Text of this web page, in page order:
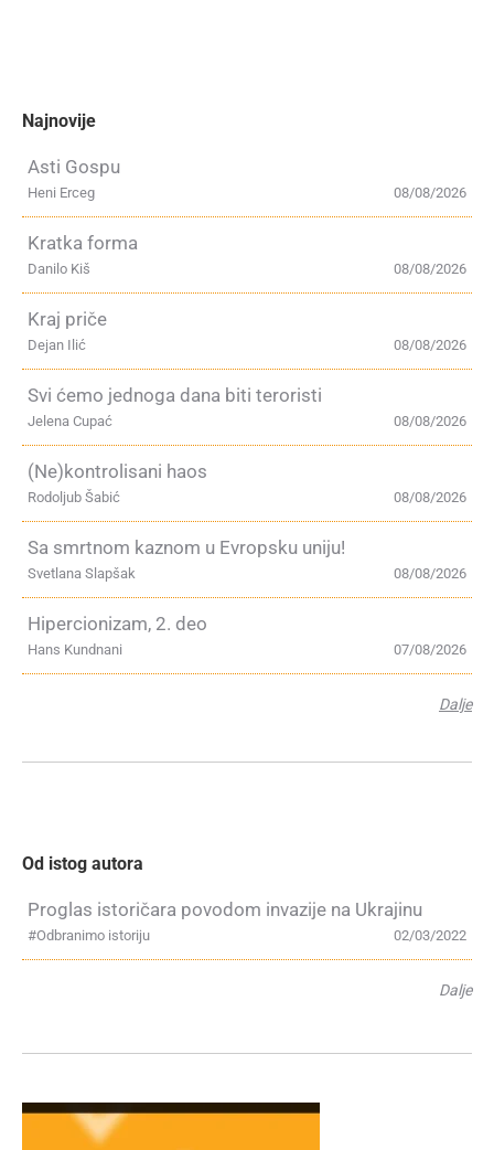
Najnovije
Asti Gospu
08/08/2026
Heni Erceg
Kratka forma
08/08/2026
Danilo Kiš
Kraj priče
08/08/2026
Dejan Ilić
Svi ćemo jednoga dana biti teroristi
08/08/2026
Jelena Cupać
(Ne)kontrolisani haos
08/08/2026
Rodoljub Šabić
Sa smrtnom kaznom u Evropsku uniju!
08/08/2026
Svetlana Slapšak
Hipercionizam, 2. deo
07/08/2026
Hans Kundnani
Dalje
Od istog autora
Proglas istoričara povodom invazije na Ukrajinu
02/03/2022
#Odbranimo istoriju
Dalje